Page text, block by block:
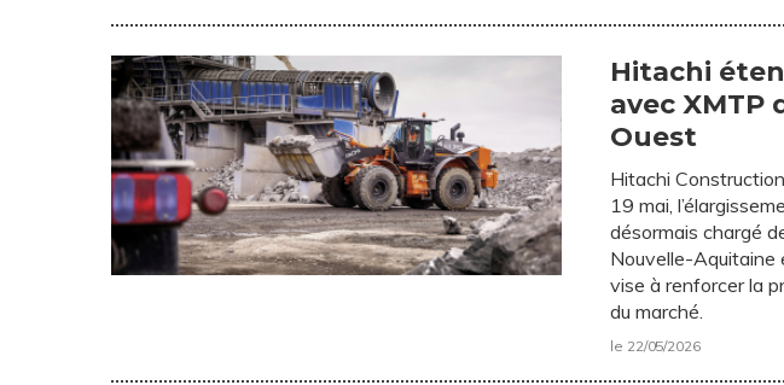
Hitachi
avec XMTP
Ouest
Hitachi
19 mai,
désormais chargé
Nouvelle-Aquitaine
vise à renforcer la
du marché.
le 22/05/2026